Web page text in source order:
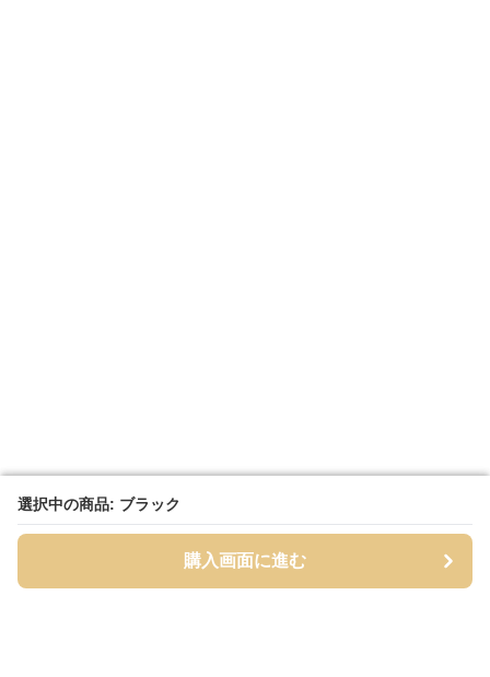
選択中の商品: ブラック
購入画面に進む
選択中の商品: ブラック
購入画面に進む